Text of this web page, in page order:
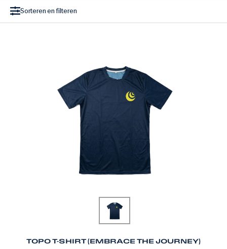
Sorteren en filteren
TOPO T-SHIRT (EMBRACE THE JOURNEY)